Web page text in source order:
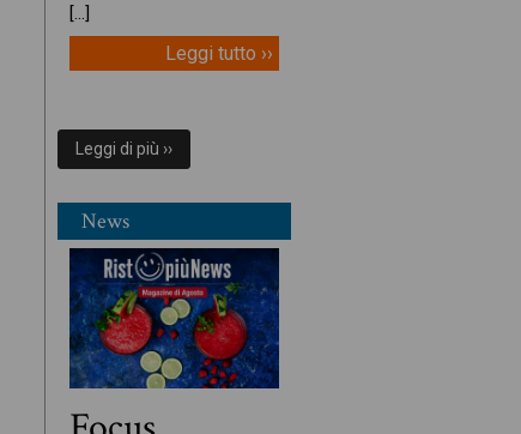
[…]
Leggi tutto ››
Leggi di più ››
News